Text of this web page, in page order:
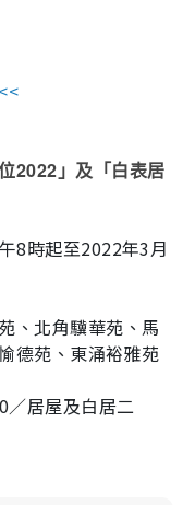
2022 」及「白表居
8時起至2022年3月
、北角驥華苑、馬
德苑、東涌裕雅苑
／居屋及白居二